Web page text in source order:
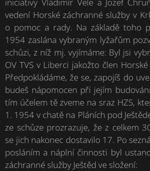
vedení Horské záchranné služby v
o pomoc a rady. Na základě toho
1954 zaslána vybraným lyžařům
schůzi, z níž mj. vyjímáme: Byl jsi
OV TVS v Liberci jakožto člen
Předpokládáme, že se, zapojíš do
budeš nápomocen při jejím
tím účelem tě zveme na sraz HZS,
1. 1954 v chatě na Pláních pod
ze schůze prozrazuje, že z celkem
se jich nakonec dostavilo 17. Po
posláním a náplní činnosti byl
záchranné služby Ještěd ve složení: